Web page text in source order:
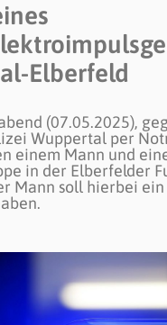
Elberfeld
(07.05.2025),
Wuppertal per
einem Mann und
in der Elberfelder
Mann soll hierbei ein